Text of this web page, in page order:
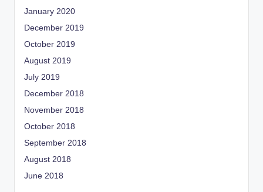
January 2020
December 2019
October 2019
August 2019
July 2019
December 2018
November 2018
October 2018
September 2018
August 2018
June 2018